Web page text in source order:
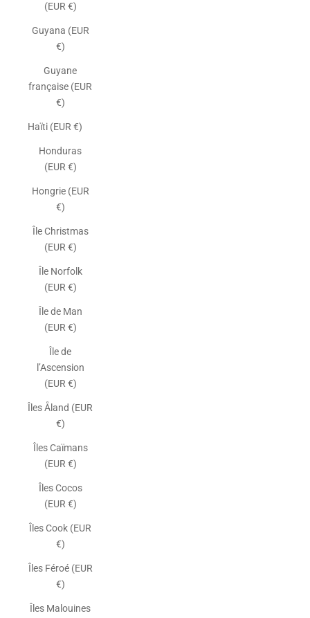
(EUR €)
Guyana (EUR
€)
Guyane
française (EUR
€)
Haïti (EUR €)
Honduras
(EUR €)
Hongrie (EUR
€)
Île Christmas
(EUR €)
Île Norfolk
(EUR €)
Île de Man
(EUR €)
Île de
l’Ascension
(EUR €)
Îles Åland (EUR
€)
Îles Caïmans
(EUR €)
Îles Cocos
(EUR €)
Îles Cook (EUR
€)
Îles Féroé (EUR
€)
Îles Malouines